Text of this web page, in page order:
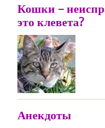
Кошки –
это клевета?
Анекдоты